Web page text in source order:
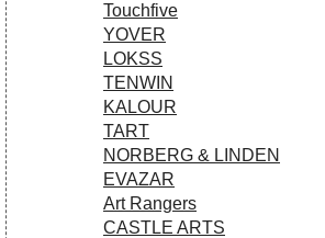
Touchfive
YOVER
LOKSS
TENWIN
KALOUR
TART
NORBERG & LINDEN
EVAZAR
Art Rangers
CASTLE ARTS